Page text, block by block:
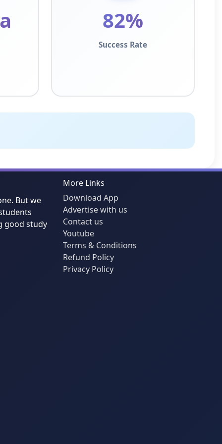
82%
Success Rate
But we
good study
More Links
Download App
Advertise with us
Contact us
Youtube
Terms & Conditions
Refund Policy
Privacy Policy